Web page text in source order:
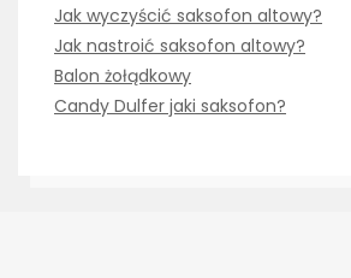
Jak wyczyścić saksofon altowy?
Jak nastroić saksofon altowy?
Balon żołądkowy
Candy Dulfer jaki saksofon?